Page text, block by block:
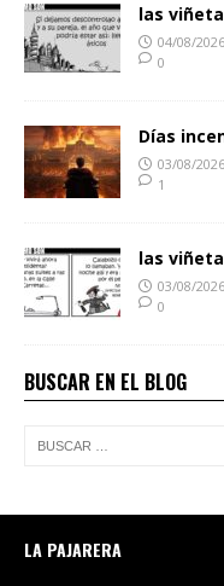
las
04/08/2026
0
Días
03/08/2026
1
las
03/08/2026
0
BUSCAR EN EL BLOG
LA PAJARERA